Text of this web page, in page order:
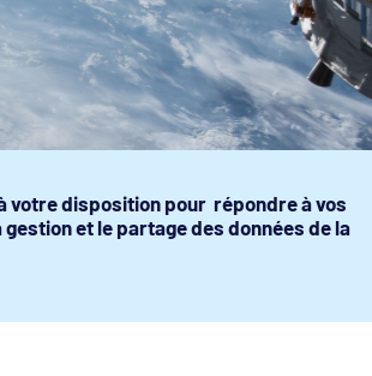
votre disposition pour répondre à vos
et le partage des données de la